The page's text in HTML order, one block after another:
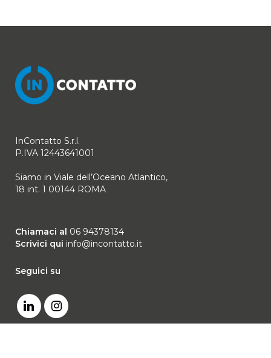
InContatto S.r.l.
P.IVA 12443641001
Siamo in Viale dell’Oceano Atlantico,
18 int. 1 00144 ROMA
Chiamaci al 06 94378134
Scrivici qui info@incontatto.it
Seguici su